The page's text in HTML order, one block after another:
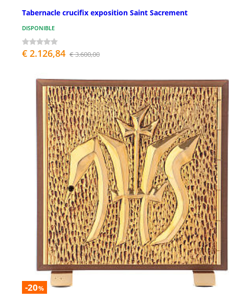
Tabernacle crucifix exposition Saint Sacrement
DISPONIBLE
€ 2.126,84 € 3.600,00
-20%